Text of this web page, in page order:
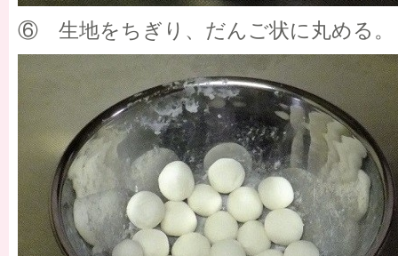
⑥ 生地をちぎり、だんご状に丸める。